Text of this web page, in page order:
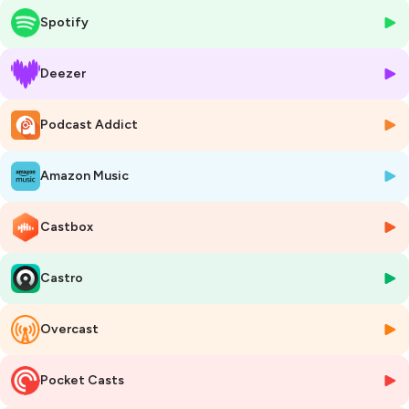
en lien direct avec les coopératives et plus de 500 000 agriculteurs.
Mais comment un géant comme Nestlé aborde-t-il aujourd’hui la
demande bien plus que des solutions simplistes. Réussir cette
transition implique un important besoin de connaissances,
d’adaptation locale, et de coordination à grande échelle.
Comment accompagner efficacement les 500 000 agriculteurs du
les contextes ? Comment construire une dynamique collective en
interne, capable d’impulser et de soutenir cette transition ? Et surtout
Icosystème forme les agronomes Nestlé à l'agriculture régénératrice à
travers le monde. Découvrez nos
agronomie et agroécologie :
Depuis 2017, Icosystème accompagne la transformation des
systèmes agricoles vers la durabilité en proposant des
en agronomie et en agroécologie pour les professionnels
des
filières agricoles et alimentaires, en France et
Spotify
Deezer
Podcast Addict
Amazon Music
Castbox
Castro
Overcast
Pocket Casts